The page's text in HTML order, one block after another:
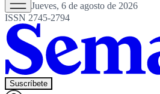
Jueves, 6 de agosto de 2026
ISSN 2745-2794
Suscríbete